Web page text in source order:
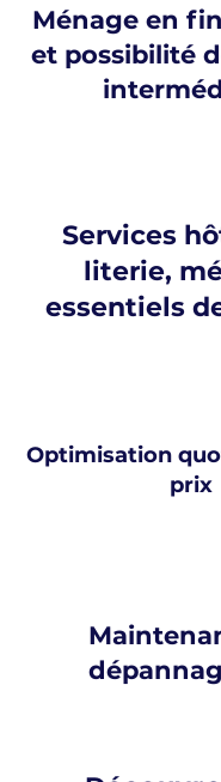
Ménage en
et possibilité
Services
literie,
essentiels
Optimisation
prix